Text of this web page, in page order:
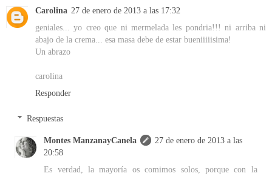
Carolina 27 de enero de 2013 a las 17:32
geniales... yo creo que ni mermelada les pondria!!! ni arriba ni
abajo de la crema... esa masa debe de estar bueniiiiisima!
Un abrazo
carolina
Responder
Respuestas
Montes ManzanayCanela
27 de enero de 2013 a las
20:58
Es verdad, la mayoría os comimos solos, porque con la